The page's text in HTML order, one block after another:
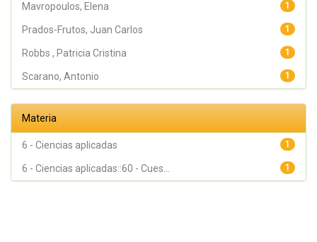
1
Mavropoulos, Elena
1
Prados-Frutos, Juan Carlos
1
Robbs , Patricia Cristina
1
Scarano, Antonio
Materia
1
6 - Ciencias aplicadas
1
6 - Ciencias aplicadas::60 - Cues...